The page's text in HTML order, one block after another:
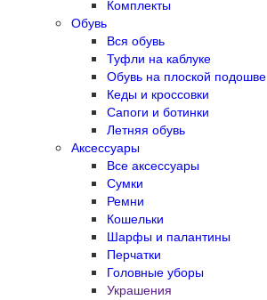
Комплекты
Обувь
Вся обувь
Туфли на каблуке
Обувь на плоской подошве
Кеды и кроссовки
Сапоги и ботинки
Летняя обувь
Аксессуары
Все аксессуары
Сумки
Ремни
Кошельки
Шарфы и палантины
Перчатки
Головные уборы
Украшения